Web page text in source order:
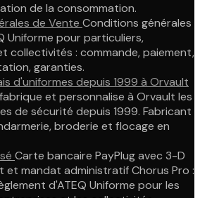
de la consommation.
de Vente Conditions générales
Uniforme pour particuliers,
collectivités : commande, paiement,
garanties.
d'uniformes depuis 1999 à Orvault
et personnalise à Orvault les
de sécurité depuis 1999. Fabricant
broderie et flocage en
Carte bancaire PayPlug avec 3-D
et mandat administratif Chorus Pro :
d'ATEQ Uniforme pour les